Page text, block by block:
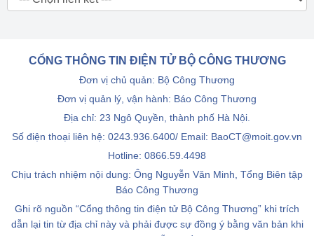
CỔNG THÔNG TIN ĐIỆN TỬ BỘ CÔNG THƯƠNG
Đơn vị chủ quản: Bộ Công Thương
Đơn vị quản lý, vận hành: Báo Công Thương
Địa chỉ: 23 Ngô Quyền, thành phố Hà Nội.
Số điện thoại liên hệ: 0243.936.6400/ Email: BaoCT@moit.gov.vn
Hotline: 0866.59.4498
Chịu trách nhiệm nội dung: Ông Nguyễn Văn Minh, Tổng Biên tập
Báo Công Thương
Ghi rõ nguồn “Cổng thông tin điện tử Bộ Công Thương” khi trích
dẫn lại tin từ địa chỉ này và phải được sự đồng ý bằng văn bản khi